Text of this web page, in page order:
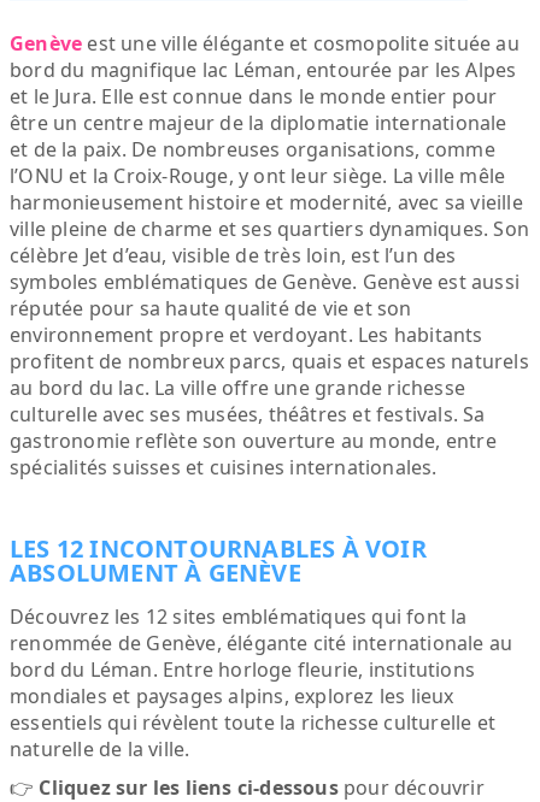
Genève est une ville élégante et cosmopolite située au
bord du magnifique lac Léman, entourée par les Alpes
et le Jura. Elle est connue dans le monde entier pour
être un centre majeur de la diplomatie internationale
et de la paix. De nombreuses organisations, comme
l’ONU et la Croix-Rouge, y ont leur siège. La ville mêle
harmonieusement histoire et modernité, avec sa vieille
ville pleine de charme et ses quartiers dynamiques. Son
célèbre Jet d’eau, visible de très loin, est l’un des
symboles emblématiques de Genève. Genève est aussi
réputée pour sa haute qualité de vie et son
environnement propre et verdoyant. Les habitants
profitent de nombreux parcs, quais et espaces naturels
au bord du lac. La ville offre une grande richesse
culturelle avec ses musées, théâtres et festivals. Sa
gastronomie reflète son ouverture au monde, entre
spécialités suisses et cuisines internationales.
LES 12 INCONTOURNABLES À VOIR
ABSOLUMENT À GENÈVE
Découvrez les 12 sites emblématiques qui font la
renommée de Genève, élégante cité internationale au
bord du Léman. Entre horloge fleurie, institutions
mondiales et paysages alpins, explorez les lieux
essentiels qui révèlent toute la richesse culturelle et
naturelle de la ville.
👉 Cliquez sur les liens ci-dessouspour découvrir